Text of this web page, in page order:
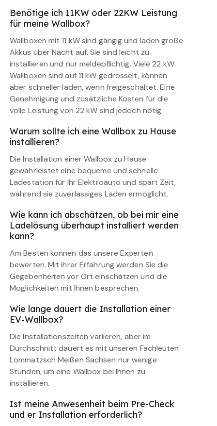
Benötige ich 11KW oder 22KW Leistung
für meine Wallbox?
Wallboxen mit 11 kW sind gängig und laden große
Akkus über Nacht auf. Sie sind leicht zu
installieren und nur meldepflichtig. Viele 22 kW
Wallboxen sind auf 11 kW gedrosselt, können
aber schneller laden, wenn freigeschaltet. Eine
Genehmigung und zusätzliche Kosten für die
volle Leistung von 22 kW sind jedoch nötig.
Warum sollte ich eine Wallbox zu Hause
installieren?
Die Installation einer Wallbox zu Hause
gewährleistet eine bequeme und schnelle
Ladestation für Ihr Elektroauto und spart Zeit,
während sie zuverlässiges Laden ermöglicht.
Wie kann ich abschätzen, ob bei mir eine
Ladelösung überhaupt installiert werden
kann?
Am Besten können das unsere Experten
bewerten. Mit ihrer Erfahrung werden Sie die
Gegebenheiten vor Ort einschätzen und die
Möglichkeiten mit Ihnen besprechen.
Wie lange dauert die Installation einer
EV-Wallbox?
Die Installationszeiten variieren, aber im
Durchschnitt dauert es mit unseren Fachleuten
Lommatzsch Meißen Sachsen nur wenige
Stunden, um eine Wallbox bei Ihnen zu
installieren.
Ist meine Anwesenheit beim Pre-Check
und er Installation erforderlich?